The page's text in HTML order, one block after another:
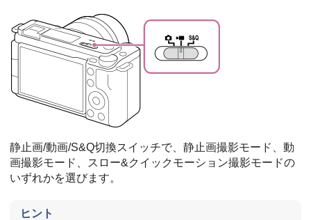
静止画/動画/S&Q切換スイッチで、静止画撮影モード、動
画撮影モード、スロー&クイックモーション撮影モードの
いずれかを選びます。
ヒント